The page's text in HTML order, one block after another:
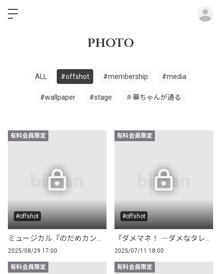
PHOTO
ALL #offshot #membership #media
#wallpaper #stage ＃華ちゃんが通る
有料会員限定
#offshot
ミュージカル『のだめカンタービレ』シンフォニックコンサート！製作発表会見
2025/08/29 17:00
有料会員限定
#offshot
『ダメマネ！ ―ダメなタレント、マネジメントします―』オフショット～Part.3～
2025/07/11 18:00
有料会員限定 有料会員限定